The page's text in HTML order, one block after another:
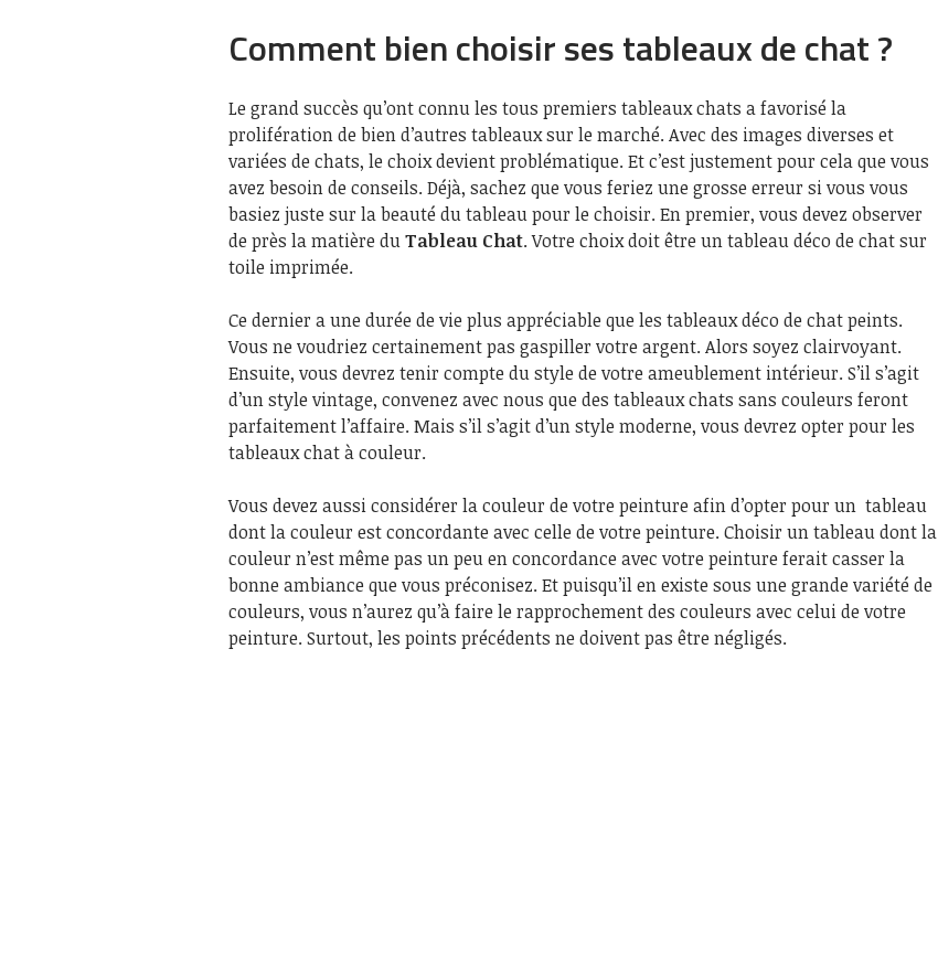
Comment bien choisir ses tableaux de chat ?
Le grand succès qu’ont connu les tous premiers tableaux chats a favorisé la
prolifération de bien d’autres tableaux sur le marché. Avec des images diverses et
variées de chats, le choix devient problématique. Et c’est justement pour cela que vous
avez besoin de conseils. Déjà, sachez que vous feriez une grosse erreur si vous vous
basiez juste sur la beauté du tableau pour le choisir. En premier, vous devez observer
de près la matière duTableau Chat. Votre choix doit être un tableau déco de chat sur
toile imprimée.
Ce dernier a une durée de vie plus appréciable que les tableaux déco de chat peints.
Vous ne voudriez certainement pas gaspiller votre argent. Alors soyez clairvoyant.
Ensuite, vous devrez tenir compte du style de votre ameublement intérieur. S’il s’agit
d’un style vintage, convenez avec nous que des tableaux chats sans couleurs feront
parfaitement l’affaire. Mais s’il s’agit d’un style moderne, vous devrez opter pour les
tableaux chat à couleur.
Vous devez aussi considérer la couleur de votre peinture afin d’opter pour un tableau
dont la couleur est concordante avec celle de votre peinture. Choisir un tableau dont la
couleur n’est même pas un peu en concordance avec votre peinture ferait casser la
bonne ambiance que vous préconisez. Et puisqu’il en existe sous une grande variété de
couleurs, vous n’aurez qu’à faire le rapprochement des couleurs avec celui de votre
peinture. Surtout, les points précédents ne doivent pas être négligés.